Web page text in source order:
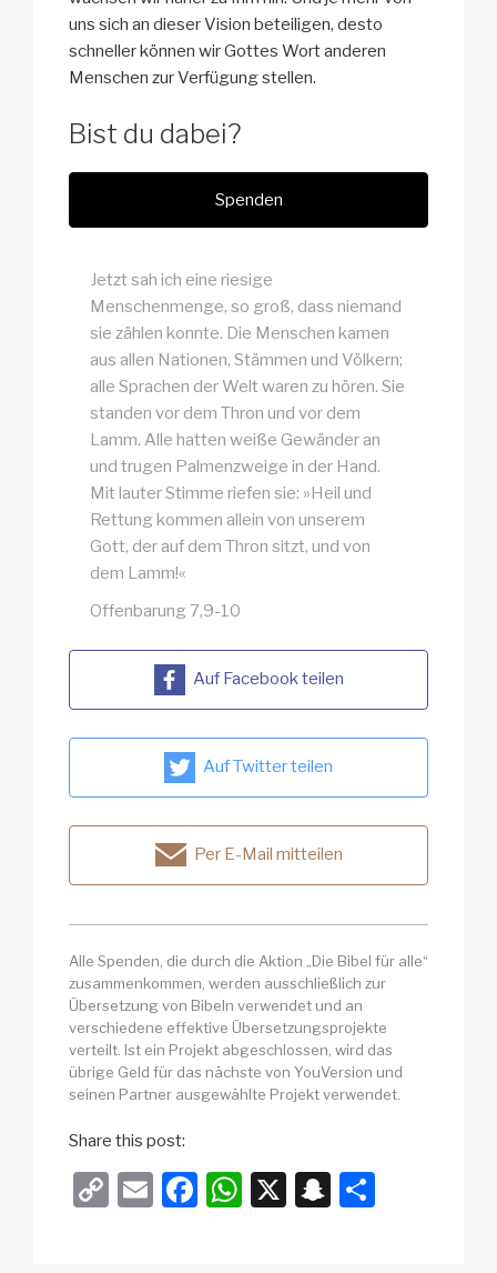
uns sich an dieser Vision beteiligen, desto
schneller können wir Gottes Wort anderen
Menschen zur Verfügung stellen.
Bist du dabei?
Spenden
Jetzt sah ich eine riesige
Menschenmenge, so groß, dass niemand
sie zählen konnte. Die Menschen kamen
aus allen Nationen, Stämmen und Völkern;
alle Sprachen der Welt waren zu hören. Sie
standen vor dem Thron und vor dem
Lamm. Alle hatten weiße Gewänder an
und trugen Palmenzweige in der Hand.
Mit lauter Stimme riefen sie: »Heil und
Rettung kommen allein von unserem
Gott, der auf dem Thron sitzt, und von
dem Lamm!«
Offenbarung 7,9-10
Auf Facebook teilen
Auf Twitter teilen
Per E-Mail mitteilen
Alle Spenden, die durch die Aktion „Die Bibel für alle“
zusammenkommen, werden ausschließlich zur
Übersetzung von Bibeln verwendet und an
verschiedene effektive Übersetzungsprojekte
verteilt. Ist ein Projekt abgeschlossen, wird das
übrige Geld für das nächste von YouVersion und
seinen Partner ausgewählte Projekt verwendet.
Share this post:
C
E
F
W X
S